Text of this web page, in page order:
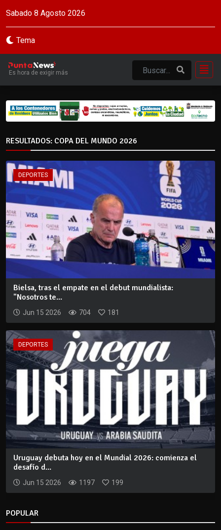
Sabado 8 Agosto 2026
Tema
Es hora de exigir más
RESULTADOS: COPA DEL MUNDO 2026
DEPORTES
Bielsa, tras el empate en el debut mundialista:
"Nosotros te...
Jun 15 2026 704 181
DEPORTES
Uruguay debuta hoy en el Mundial 2026: comienza el
desafío d...
Jun 15 2026 1197 199
POPULAR